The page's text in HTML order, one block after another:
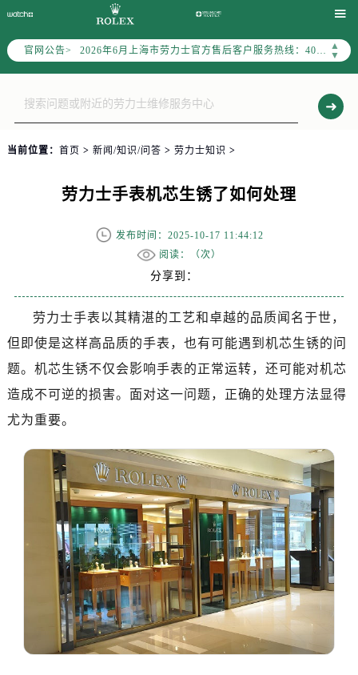

官网公告>
▲
▼
2026年6月劳力士上海市售后服务网络优化升级公告
2026年6月劳力士售后服务中心最新网点地址：
上海市黄浦区南京东路299号宏伊国际广场写字楼8层806室（需提前预约）
当前位置： 首页 > 新闻/知识/问答 > 劳力士知识 >
劳力士手表机芯生锈了如何处理
发布时间：2025-10-17 11:44:12
阅读：（次）
分享到：
劳力士手表以其精湛的工艺和卓越的品质闻名于世，
但即使是这样高品质的手表，也有可能遇到机芯生锈的问
题。机芯生锈不仅会影响手表的正常运转，还可能对机芯
造成不可逆的损害。面对这一问题，正确的处理方法显得
尤为重要。